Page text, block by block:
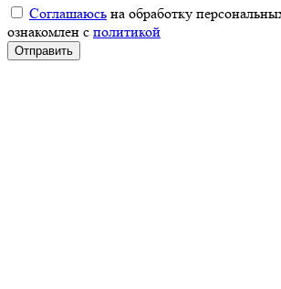
Соглашаюсь на обработку
ознакомлен с политикой